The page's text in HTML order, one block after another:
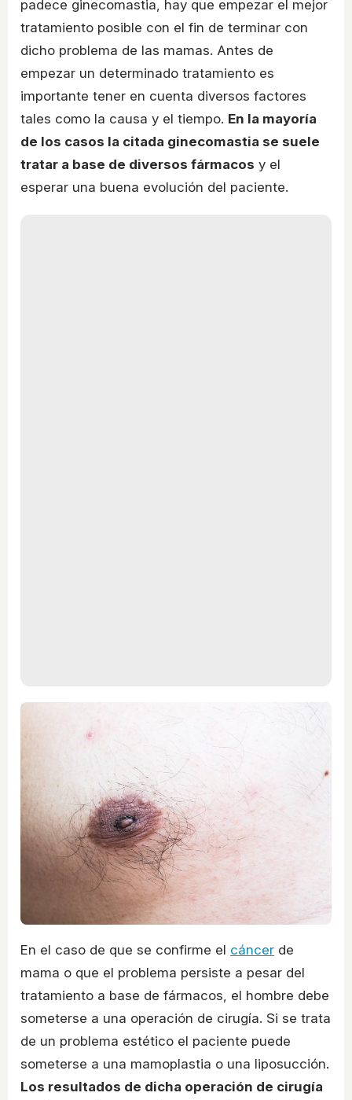
padece ginecomastia, hay que empezar el mejor
tratamiento posible con el fin de terminar con
dicho problema de las mamas. Antes de
empezar un determinado tratamiento es
importante tener en cuenta diversos factores
tales como la causa y el tiempo. En la mayoría
de los casos la citada ginecomastia se suele
tratar a base de diversos fármacos y el
esperar una buena evolución del paciente.
En el caso de que se confirme el cáncer de
mama o que el problema persiste a pesar del
tratamiento a base de fármacos, el hombre debe
someterse a una operación de cirugía. Si se trata
de un problema estético el paciente puede
someterse a una mamoplastia o una liposucción.
Los resultados de dicha operación de cirugía